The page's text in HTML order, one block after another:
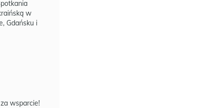
w
Gdańsku i
wsparcie!